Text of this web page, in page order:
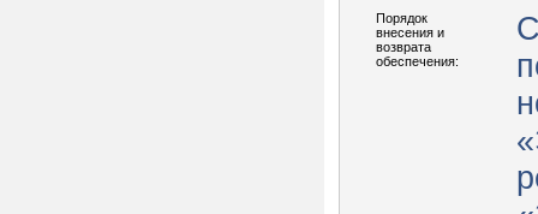
Порядок
внесения и
возврата
обеспечения: